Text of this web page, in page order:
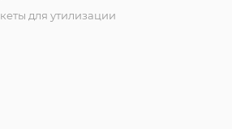
для утилизации